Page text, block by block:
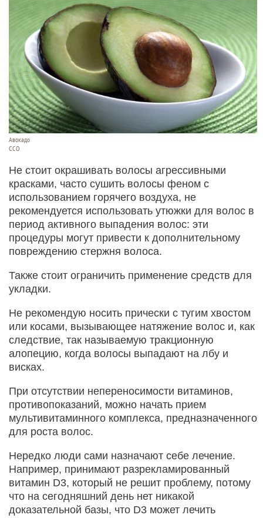
Авокадо
ССО
Не стоит окрашивать волосы агрессивными
красками, часто сушить волосы феном с
использованием горячего воздуха, не
рекомендуется использовать утюжки для волос в
период активного выпадения волос: эти
процедуры могут привести к дополнительному
повреждению стержня волоса.
Также стоит ограничить применение средств для
укладки.
Не рекомендую носить прически с тугим хвостом
или косами, вызывающее натяжение волос и, как
следствие, так называемую тракционную
алопецию, когда волосы выпадают на лбу и
висках.
При отсутствии непереносимости витаминов,
противопоказаний, можно начать прием
мультивитаминного комплекса, предназначенного
для роста волос.
Нередко люди сами назначают себе лечение.
Например, принимают разрекламированный
витамин D3, который не решит проблему, потому
что на сегодняшний день нет никакой
доказательной базы, что D3 может лечить